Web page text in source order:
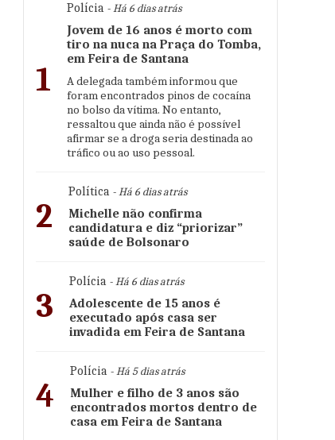
1
Polícia - Há 6 dias atrás
Jovem de 16 anos é morto com
tiro na nuca na Praça do Tomba,
em Feira de Santana
A delegada também informou que
foram encontrados pinos de cocaína
no bolso da vítima. No entanto,
ressaltou que ainda não é possível
afirmar se a droga seria destinada ao
tráfico ou ao uso pessoal.
2
Política - Há 6 dias atrás
Michelle não confirma
candidatura e diz “priorizar”
saúde de Bolsonaro
3
Polícia - Há 6 dias atrás
Adolescente de 15 anos é
executado após casa ser
invadida em Feira de Santana
4
Polícia - Há 5 dias atrás
Mulher e filho de 3 anos são
encontrados mortos dentro de
casa em Feira de Santana